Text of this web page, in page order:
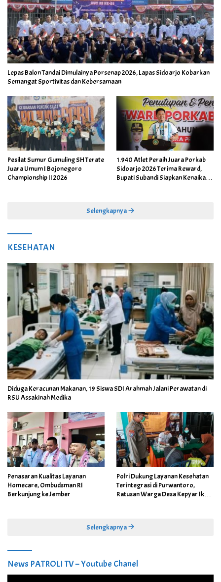
Lepas Balon Tandai Dimulainya Porsenap 2026, Lapas Sidoarjo Kobarkan
Semangat Sportivitas dan Kebersamaan
Pesilat Sumur Gumuling SH Terate
Juara Umum I Bojonegoro
Championship II 2026
1.940 Atlet Peraih Juara Porkab
Sidoarjo 2026 Terima Reward,
Bupati Subandi Siapkan Kenaikan
Selengkapnya
KESEHATAN
Diduga Keracunan Makanan, 19 Siswa SDI Arahmah Jalani Perawatan di
RSU Assakinah Medika
Penasaran Kualitas Layanan
Homecare, Ombudsman RI
Berkunjung ke Jember
Polri Dukung Layanan Kesehatan
Terintegrasi di Purwantoro,
Ratusan Warga Desa Kepyar Ikuti
Selengkapnya
News PATROLI TV – Youtube Chanel